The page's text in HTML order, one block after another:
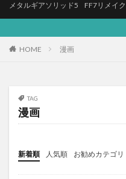
メタルギアソリッド5 FF7リメイク
HOME 漫画
TAG
漫画
新着順 人気順 お勧めカテゴリ
Apple
本・漫画
プログラミン
バイオハザー
スクエニ
アプリゲーム
YouTube
お知らせ
PS5
PS4
音楽